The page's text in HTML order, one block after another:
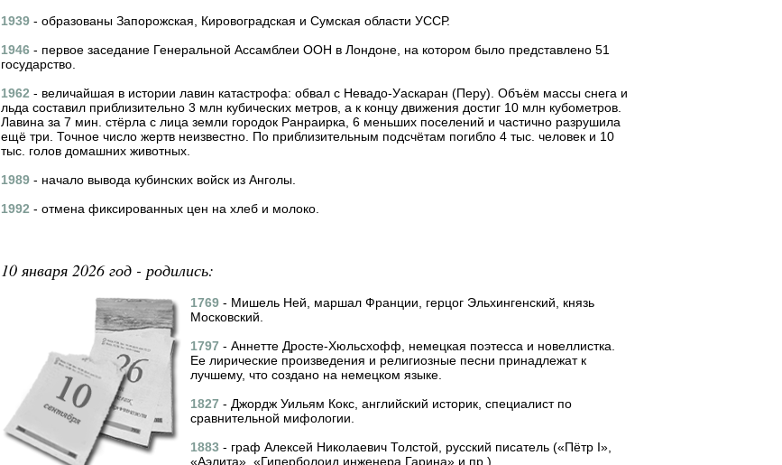
1939 - образованы Запорожская, Кировоградская и Сумская области УССР.
1946 - первое заседание Генеральной Ассамблеи ООН в Лондоне, на котором было представлено 51
государство.
1962 - величайшая в истории лавин катастрофа: обвал с Невадо-Уаскаран (Перу). Объём массы снега и
льда составил приблизительно 3 млн кубических метров, а к концу движения достиг 10 млн кубометров.
Лавина за 7 мин. стёрла с лица земли городок Ранраирка, 6 меньших поселений и частично разрушила
ещё три. Точное число жертв неизвестно. По приблизительным подсчётам погибло 4 тыс. человек и 10
тыс. голов домашних животных.
1989 - начало вывода кубинских войск из Анголы.
1992 - отмена фиксированных цен на хлеб и молоко.
10 января 2026 год - родились:
1769 - Мишель Ней, маршал Франции, герцог Эльхингенский, князь
Московский.
1797 - Аннетте Дросте-Хюльсхофф, немецкая поэтесса и новеллистка.
Ее лирические произведения и религиозные песни принадлежат к
лучшему, что создано на немецком языке.
1827 - Джордж Уильям Кокс, английский историк, специалист по
сравнительной мифологии.
1883 - граф Алексей Николаевич Толстой, русский писатель («Пётр I»,
«Аэлита», «Гиперболоид инженера Гарина» и пр.)